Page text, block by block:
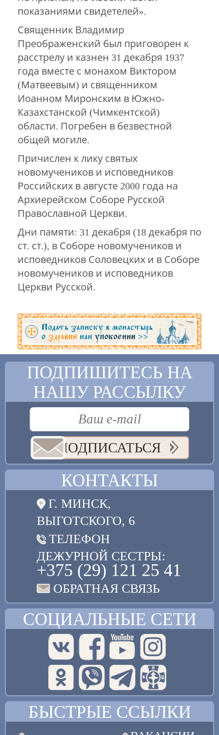
показаниями свидетелей».
Священник Владимир
Преображенский был приговорен к
расстрелу и казнен 31 декабря 1937
года вместе с монахом Виктором
(Матвеевым) и священником
Иоанном Миронским в Южно-
Казахстанской (Чимкентской)
области. Погребен в безвестной
общей могиле.
Причислен к лику святых
новомучеников и исповедников
Российских в августе 2000 года на
Архиерейском Соборе Русской
Православной Церкви.
Дни памяти: 31 декабря (18 декабря по
ст. ст.), в Соборе новомучеников и
исповедников Соловецких и в Соборе
новомучеников и исповедников
Церкви Русской.
ПОДПИШИТЕСЬ НА
НАШУ РАССЫЛКУ
ПОДПИСАТЬСЯ
КОНТАКТЫ
Г. МИНСК,
ВЫГОТСКОГО, 6
ТЕЛЕФОН
ДЕЖУРНОЙ СЕСТРЫ:
+375 (29) 121 25 41
ОБРАТНАЯ СВЯЗЬ
СОЦИАЛЬНЫЕ СЕТИ
БЫСТРЫЕ ССЫЛКИ